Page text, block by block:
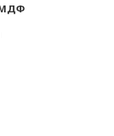
МДФ